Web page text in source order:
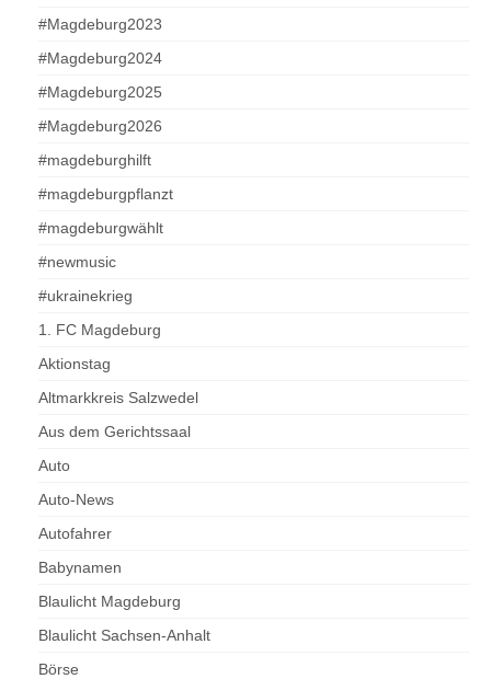
#Magdeburg2023
#Magdeburg2024
#Magdeburg2025
#Magdeburg2026
#magdeburghilft
#magdeburgpflanzt
#magdeburgwählt
#newmusic
#ukrainekrieg
1. FC Magdeburg
Aktionstag
Altmarkkreis Salzwedel
Aus dem Gerichtssaal
Auto
Auto-News
Autofahrer
Babynamen
Blaulicht Magdeburg
Blaulicht Sachsen-Anhalt
Börse